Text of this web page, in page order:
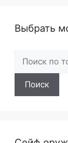
Выбрать
Поиск